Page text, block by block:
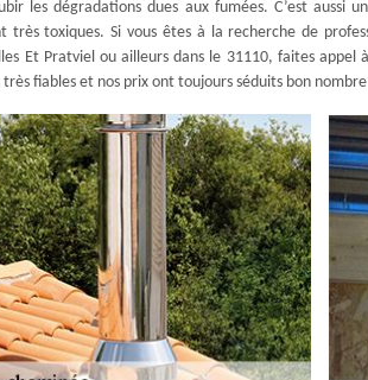
les dégradations dues aux fumées. C’est aussi
très toxiques. Si vous êtes à la recherche de
Et Pratviel ou ailleurs dans le 31110, faites
très fiables et nos prix ont toujours séduits bon